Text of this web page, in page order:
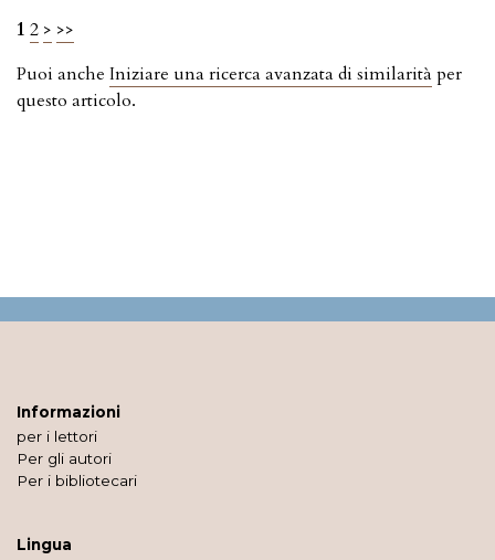
1 2 > >>
Puoi anche Iniziare una ricerca avanzata di similarità per
questo articolo.
Informazioni
per i lettori
Per gli autori
Per i bibliotecari
Lingua